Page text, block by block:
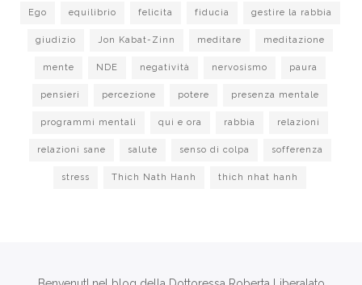
Ego equilibrio felicita fiducia gestire la rabbia
giudizio Jon Kabat-Zinn meditare meditazione
mente NDE negatività nervosismo paura
pensieri percezione potere presenza mentale
programmi mentali qui e ora rabbia relazioni
relazioni sane salute senso di colpa sofferenza
stress Thich Nath Hanh thich nhat hanh